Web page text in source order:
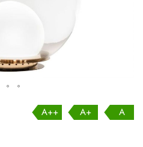
A++ A+ A